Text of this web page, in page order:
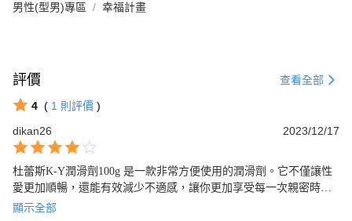
男性(型男)專區 幸福計畫
評價 查看全部
4 ( 1 則評價 )
dikan26
2023/12/17
杜蕾斯K-Y潤滑劑100g 是一款非常方便使用的潤滑劑。它不僅讓性
愛更加順暢，還能有效減少不適感，讓你更加享受每一次親密時
刻。它的質地柔順，使用後不會黏膩，容易清洗，讓你在性愛中更
顯示全部